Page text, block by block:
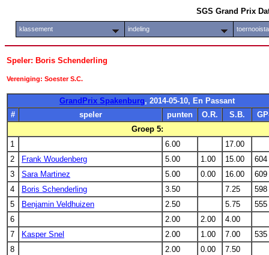
SGS Grand Prix
klassement indeling
Speler: Boris Schenderling
Vereniging: Soester S.C.
GrandPrix Spakenburg, 2014-05-10, En Passant
#
speler punten O.R. S.B.
Groep 5:
1
6.00
17.00
2
Frank Woudenberg 5.00 1.00 15.00
604
3
Sara Martinez 5.00 0.00 16.00
609
4
Boris Schenderling 3.50 7.25
598
5
Benjamin Veldhuizen 2.50 5.75
555
6
2.00 2.00
4.00
7
Kasper Snel 2.00 1.00 7.00
535
8
2.00 0.00
7.50